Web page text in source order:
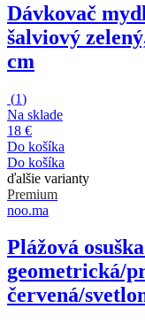
Dávkovač
šalviový
cm
(1)
Na sklade
18 €
Do košíka
Do košíka
ďalšie varianty
Premium
noo.ma
Plážová
geometrická/
červená/